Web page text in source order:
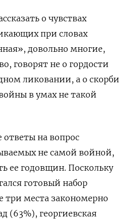
о чувствах
при словах
довольно многие,
говорят не о гордости
ликовании, а о скорби
в умах не такой
ответы на вопрос
не самой войной,
ее годовщин. Поскольку
готовый набор
три места закономерно
(63%), георгиевская